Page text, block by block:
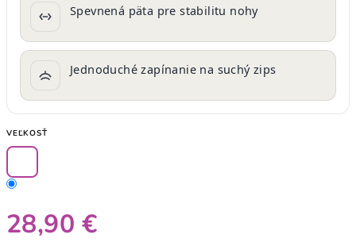
Spevnená päta pre stabilitu nohy
Jednoduché zapínanie na suchý zips
VEĽKOSŤ
28,90 €